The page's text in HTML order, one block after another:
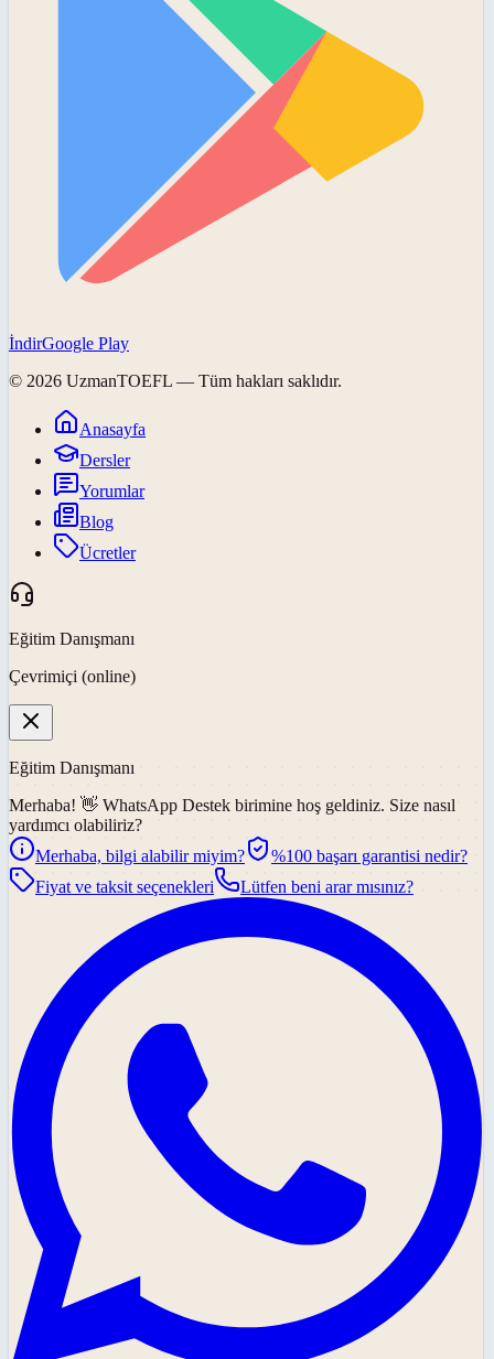
İndirGoogle Play
© 2026 UzmanTOEFL — Tüm hakları saklıdır.
Anasayfa
Dersler
Yorumlar
Blog
Ücretler
Eğitim Danışmanı
Çevrimiçi (online)
Eğitim Danışmanı
Merhaba! 👋 WhatsApp Destek birimine hoş geldiniz. Size nasıl
yardımcı olabiliriz?
Merhaba, bilgi alabilir miyim?
%100 başarı garantisi nedir?
Fiyat ve taksit seçenekleri
Lütfen beni arar mısınız?